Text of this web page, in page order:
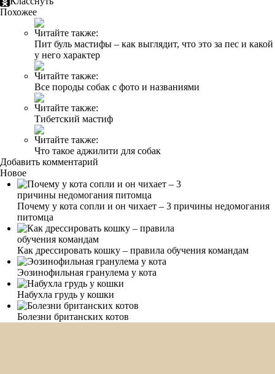
Похожее
Читайте также:
Пит буль мастифы – как выглядит, что это за пес и какой
у него характер
Читайте также:
Все породы собак с фото и названиями
Читайте также:
Тибетский мастиф
Читайте также:
Что такое аджилити для собак
Добавить комментарий
Новое
Почему у кота сопли и он чихает – 3 причины недомогания
питомца
Как дрессировать кошку – правила обучения командам
Эозинофильная гранулема у кота
Набухла грудь у кошки
Болезни британских котов